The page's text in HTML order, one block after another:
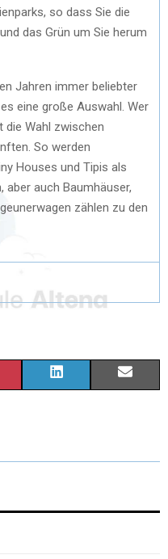
so dass Sie die
das Grün um Sie herum
Jahren immer beliebter
eine große Auswahl. Wer
die Wahl zwischen
So werden
Houses und Tipis als
aber auch Baumhäuser,
zählen zu den
T K I